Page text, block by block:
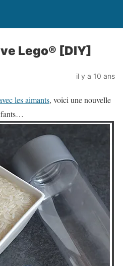
Lego® [DIY]
il y a 10 ans
les aimants, voici une nouvelle